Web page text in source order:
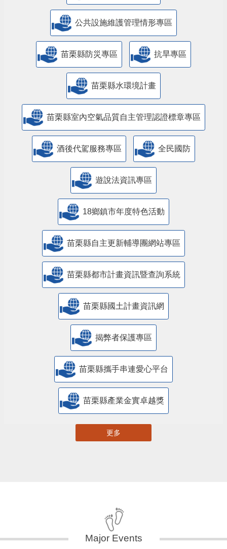
​公共設施維護管理情形專區
苗栗縣防災專區 抗旱專區
苗栗縣水環境計畫
苗栗縣室內空氣品質自主管理認證標章專區
酒後代駕服務專區 全民國防
遊說法資訊專區
18鄉鎮市年度特色活動
苗栗縣自主更新輔導團網站專區
苗栗縣都市計畫資訊暨查詢系統
苗栗縣國土計畫資訊網
揭弊者保護專區
苗栗縣攜手串連愛心平台
苗栗縣產業金實卓越獎
更多